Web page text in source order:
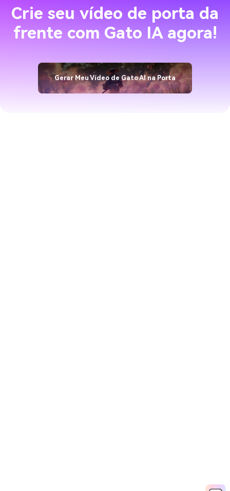
Crie seu vídeo de porta da
frente com Gato IA agora!
Gerar Meu Vídeo de Gato AI na Porta